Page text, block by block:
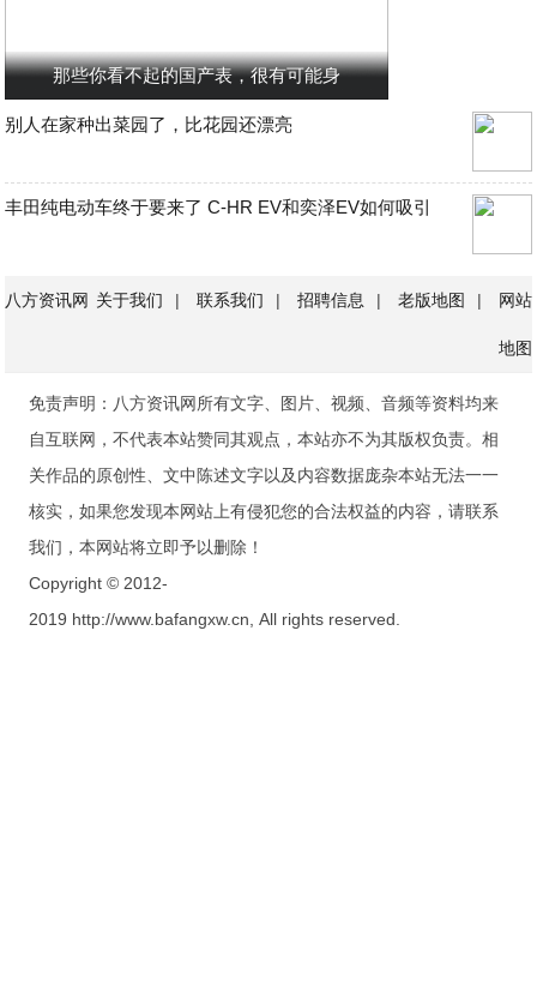
那些你看不起的国产表，很有可能身
别人在家种出菜园了，比花园还漂亮
丰田纯电动车终于要来了 C-HR EV和奕泽EV如何吸引
八方资讯网 关于我们 | 联系我们 | 招聘信息 | 老版地图 | 网站
地图
免责声明：八方资讯网所有文字、图片、视频、音频等资料均来
自互联网，不代表本站赞同其观点，本站亦不为其版权负责。相
关作品的原创性、文中陈述文字以及内容数据庞杂本站无法一一
核实，如果您发现本网站上有侵犯您的合法权益的内容，请联系
我们，本网站将立即予以删除！
Copyright © 2012-
2019 http://www.bafangxw.cn, All rights reserved.